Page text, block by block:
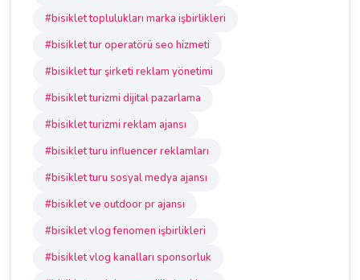
#bisiklet toplulukları marka işbirlikleri
#bisiklet tur operatörü seo hizmeti
#bisiklet tur şirketi reklam yönetimi
#bisiklet turizmi dijital pazarlama
#bisiklet turizmi reklam ajansı
#bisiklet turu influencer reklamları
#bisiklet turu sosyal medya ajansı
#bisiklet ve outdoor pr ajansı
#bisiklet vlog fenomen işbirlikleri
#bisiklet vlog kanalları sponsorluk